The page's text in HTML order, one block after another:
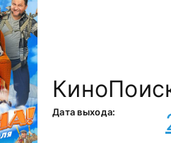
Дата выхода: